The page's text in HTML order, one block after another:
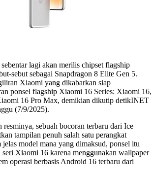
lagi akan merilis chipset flagship
sebut sebagai Snapdragon 8 Elite Gen 5.
Xiaomi yang dikabarkan siap
ponsel flagship Xiaomi 16 Series: Xiaomi 16,
16 Pro Max, demikian dikutip detikINET
(7/9/2025).
sebuah bocoran terbaru dari Ice
tampilan penuh salah satu perangkat
model mana yang dimaksud, ponsel itu
Xiaomi 16 karena menggunakan wallpaper
operasi berbasis Android 16 terbaru dari